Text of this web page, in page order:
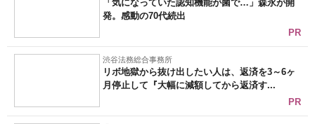
「気になっていた認知機能が菌で…」森永が開
発。感動の70代続出
PR
渋谷法務総合事務所
リボ地獄から抜け出したい人は、返済を3～6ヶ
月停止して『大幅に減額してから返済す...
PR